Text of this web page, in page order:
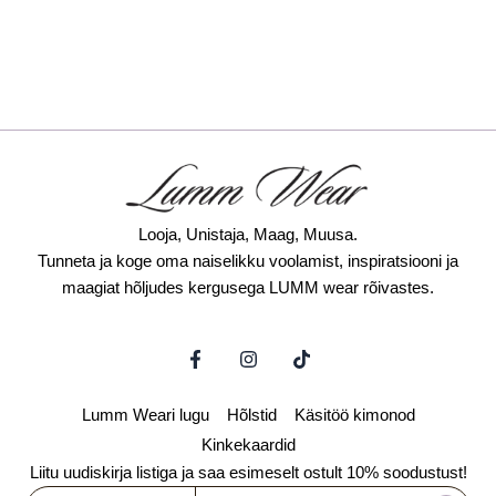
Looja, Unistaja, Maag, Muusa.
Tunneta ja koge oma naiselikku voolamist, inspiratsiooni ja
maagiat hõljudes kergusega LUMM wear rõivastes.
F
a
b
o
k
I
n
t
a
g
r
a
T
i
t
o
Lumm Weari lugu Hõlstid
Käsitöö kimonod
Kinkekaardid
Liitu uudiskirja listiga ja saa esimeselt ostult 10% soodustust!